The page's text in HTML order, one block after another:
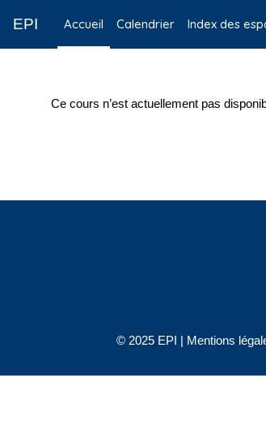
EPI Accueil Calendrier Index des
Ce cours n’est actuellement pas
© 2025 EPI | Mentions